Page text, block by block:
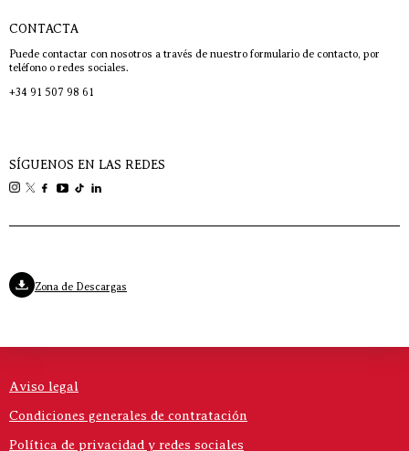
CONTACTA
Puede contactar con nosotros a través de nuestro formulario de contacto, por
teléfono o redes sociales.
+34 91 507 98 61
SÍGUENOS EN LAS REDES
Zona de Descargas
Aviso legal
Condiciones generales de contratación
Política de privacidad y redes sociales